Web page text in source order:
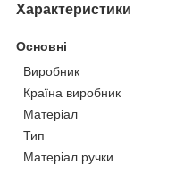
Характеристики
Основні
Виробник
Країна виробник
Матеріал
Тип
Матеріал ручки